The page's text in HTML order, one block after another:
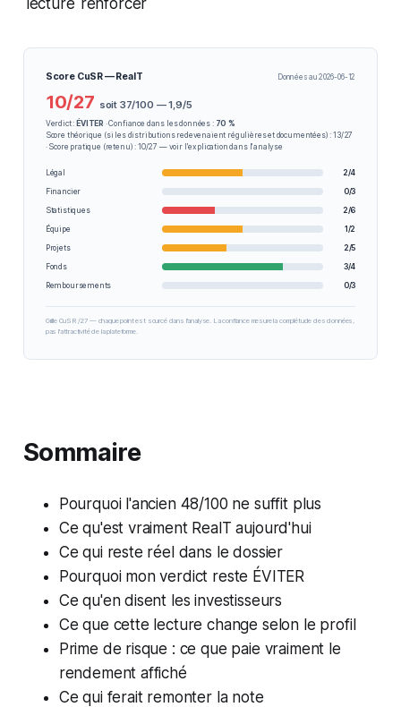
Score CuSR — RealT Données au 2026-06-12
10/27 soit 37/100 — 1,9/5
Verdict : ÉVITER · Confiance dans les données : 70 %
Score théorique (si les distributions redevenaient régulières et documentées) : 13/27
· Score pratique (retenu) : 10/27 — voir l'explication dans l'analyse
Légal 2/4
Financier 0/3
Statistiques 2/6
Équipe 1/2
Projets 2/5
Fonds 3/4
Remboursements 0/3
Grille CuSR /27 — chaque point est sourcé dans l'analyse. La confiance mesure la complétude des données,
pas l'attractivité de la plateforme.
Sommaire
Pourquoi l'ancien 48/100 ne suffit plus
Ce qu'est vraiment RealT aujourd'hui
Ce qui reste réel dans le dossier
Pourquoi mon verdict reste ÉVITER
Ce qu'en disent les investisseurs
Ce que cette lecture change selon le profil
Prime de risque : ce que paie vraiment le
rendement affiché
Ce qui ferait remonter la note